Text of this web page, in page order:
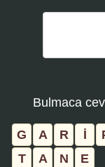
Bulmaca
G A R İ
T
A N
E